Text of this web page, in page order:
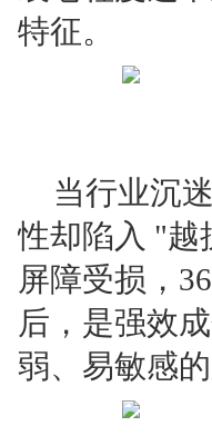
特征。
当行业沉
性却陷入 "越
屏障受损，
后，是强效
弱、易敏感